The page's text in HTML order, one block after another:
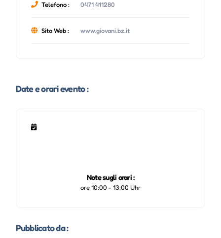
Telefono : 0471 411280
Sito Web : www.giovani.bz.it
Date e orari evento :
Note sugli orari :
ore 10:00 - 13:00 Uhr
Pubblicato da :